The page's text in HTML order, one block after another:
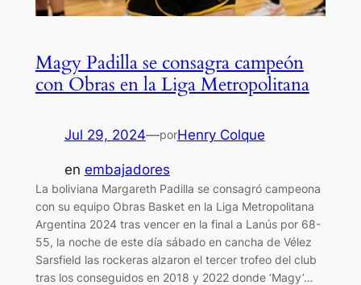
Magy Padilla se consagra campeón
con Obras en la Liga Metropolitana
Jul 29, 2024—porHenry Colque
en embajadores
La boliviana Margareth Padilla se consagró campeona
con su equipo Obras Basket en la Liga Metropolitana
Argentina 2024 tras vencer en la final a Lanús por 68-
55, la noche de este día sábado en cancha de Vélez
Sarsfield las rockeras alzaron el tercer trofeo del club
tras los conseguidos en 2018 y 2022 donde ‘Magy’…